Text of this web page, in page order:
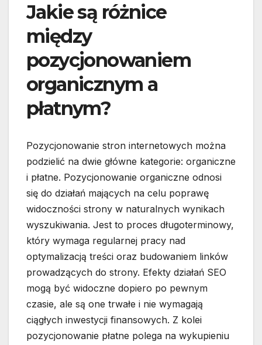
Jakie są różnice
między
pozycjonowaniem
organicznym a
płatnym?
Pozycjonowanie stron internetowych można
podzielić na dwie główne kategorie: organiczne
i płatne. Pozycjonowanie organiczne odnosi
się do działań mających na celu poprawę
widoczności strony w naturalnych wynikach
wyszukiwania. Jest to proces długoterminowy,
który wymaga regularnej pracy nad
optymalizacją treści oraz budowaniem linków
prowadzących do strony. Efekty działań SEO
mogą być widoczne dopiero po pewnym
czasie, ale są one trwałe i nie wymagają
ciągłych inwestycji finansowych. Z kolei
pozycjonowanie płatne polega na wykupieniu